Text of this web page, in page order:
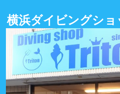
横浜ダイビングショ